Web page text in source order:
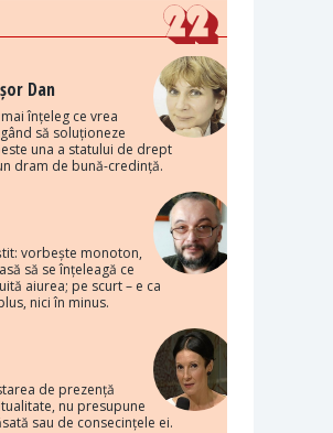
Dan
înțeleg ce vrea
să soluționeze
una a statului de drept
dram de bună-credință.
vorbește monoton,
să se înțeleagă ce
aiurea; pe scurt – e ca
nici în minus.
de prezență
nu presupune
sau de consecințele ei.